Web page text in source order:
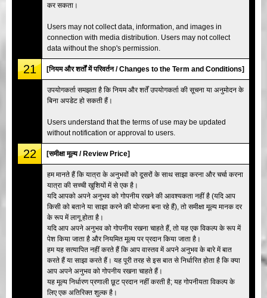
कर सकता।
Users may not collect data, information, and images in
connection with media distribution. Users may not collect
data without the shop's permission.
21 [नियम और शर्तों में परिवर्तन / Changes to the Term and Conditions]
उपयोगकर्ता समझता है कि नियम और शर्तें उपयोगकर्ता की सूचना या अनुमोदन के
बिना अपडेट हो सकती हैं।
Users understand that the terms of use may be updated
without notification or approval to users.
22 [समीक्षा मूल्य / Review Price]
हम मानते हैं कि यात्रा के अनुभवों को दूसरों के साथ साझा करना और चर्चा करना
यात्रा की सच्ची खुशियों में से एक है।
यदि आपको अपने अनुभव को गोपनीय रखने की आवश्यकता नहीं है (यदि आप
किसी को बताने या साझा करने की योजना बना रहे हैं), तो समीक्षा मूल्य मानक दर
के रूप में लागू होता है।
यदि आप अपने अनुभव को गोपनीय रखना चाहते हैं, तो यह एक विकल्प के रूप में
पेश किया जाता है और नियमित मूल्य पर प्रदान किया जाता है।
हम यह सत्यापित नहीं करते हैं कि आप वास्तव में अपने अनुभव के बारे में बात
करते हैं या साझा करते हैं। यह पूरी तरह से इस बात से निर्धारित होता है कि क्या
आप अपने अनुभव को गोपनीय रखना चाहते हैं।
यह मूल्य निर्धारण प्रणाली छूट प्रदान नहीं करती है; यह गोपनीयता विकल्प के
लिए एक अतिरिक्त शुल्क है।